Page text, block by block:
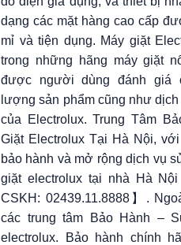
dạng các mặt hàng cao cấp
mỉ và tiện dụng. Máy giặt
trong những hãng máy giặt
được người dùng đánh giá
lượng sản phẩm cũng như
của Electrolux. Trung Tâm
Giặt Electrolux Tại Hà Nội,
bảo hành và mở rộng dịch vụ
giặt electrolux tại nhà Hà
CSKH: 02439.11.8888】.
các trung tâm Bảo Hành –
electrolux. Bảo hành chính